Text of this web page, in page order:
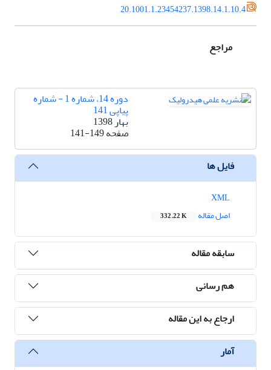
20.1001.1.23454237.1398.14.1.10.4
مراجع
دوره 14، شماره 1 - شماره
پیاپی 141
بهار 1398
صفحه141-149
فایل ها
اصل مقاله
332.22 K
سابقه مقاله
هم رسانی
ارجاع به این مقاله
آمار